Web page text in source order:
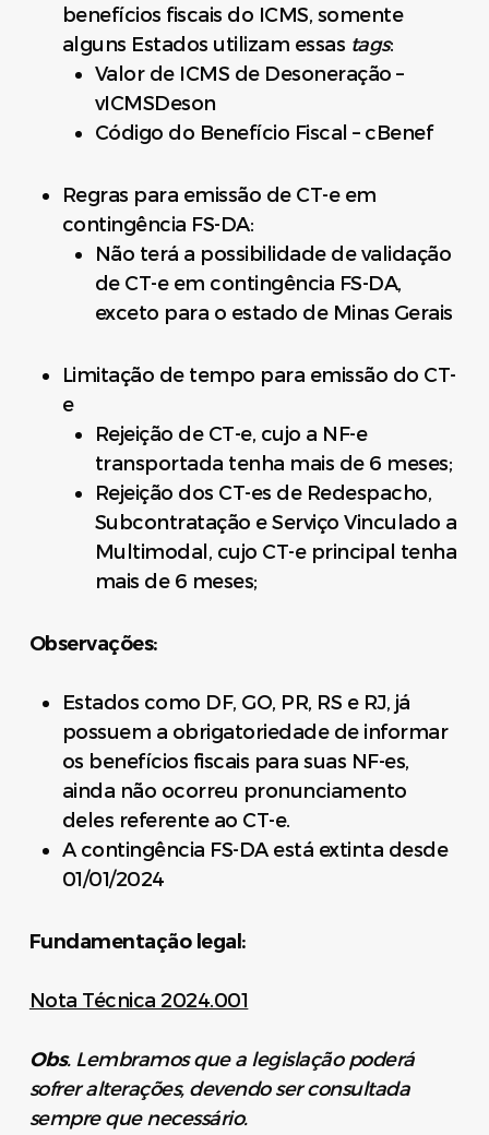
benefícios fiscais do ICMS, somente
alguns Estados utilizam essas tags:
Valor de ICMS de Desoneração –
vICMSDeson
Código do Benefício Fiscal – cBenef
Regras para emissão de CT-e em
contingência FS-DA:
Não terá a possibilidade de validação
de CT-e em contingência FS-DA,
exceto para o estado de Minas Gerais
Limitação de tempo para emissão do CT-
e
Rejeição de CT-e, cujo a NF-e
transportada tenha mais de 6 meses;
Rejeição dos CT-es de Redespacho,
Subcontratação e Serviço Vinculado a
Multimodal, cujo CT-e principal tenha
mais de 6 meses;
Observações:
Estados como DF, GO, PR, RS e RJ, já
possuem a obrigatoriedade de informar
os benefícios fiscais para suas NF-es,
ainda não ocorreu pronunciamento
deles referente ao CT-e.
A contingência FS-DA está extinta desde
01/01/2024
Fundamentação legal:
Nota Técnica 2024.001
Obs. Lembramos que a legislação poderá
sofrer alterações, devendo ser consultada
sempre que necessário.